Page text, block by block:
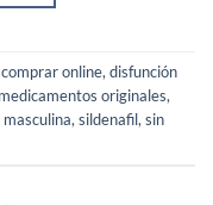
comprar online, disfunción
medicamentos originales,
, sildenafil, sin